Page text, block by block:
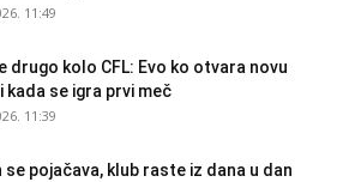
11:49
drugo kolo CFL: Evo ko otvara novu
kada se igra prvi meč
11:39
se pojačava, klub raste iz dana u dan